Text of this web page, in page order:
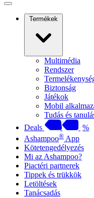
Termékek
Multimédia
Rendszer
Biztonság
Játékok
Mobil
Tudás és
Deals
%
Ashampoo® App
Kötetengedélyezés
Mi az Ashampoo?
Piactéri partnerek
Tippek és trükkök
Letöltések
Tanácsadás